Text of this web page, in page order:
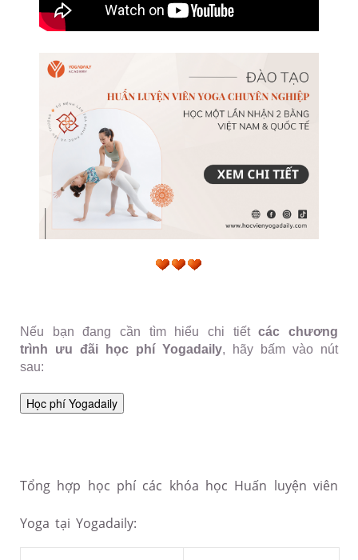
Nếu bạn đang cần tìm hiểu chi tiếtcác chương
trình ưu đãi
học phí Yogadaily, hãy bấm vào nút
sau:
Tổng hợp học phí các khóa học Huấn luyện viên
Yoga tại Yogadaily: